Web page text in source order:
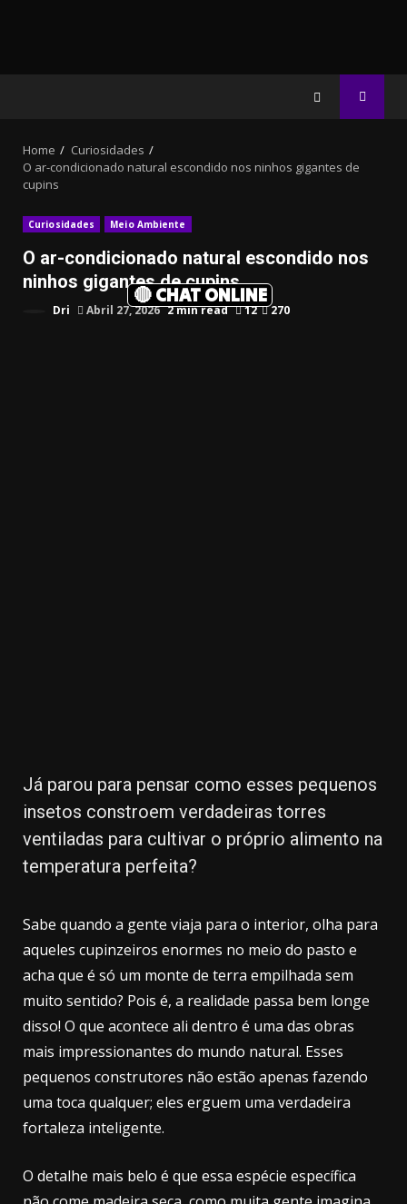
🔴 CHAT ONLINE
Home
Curiosidades
O ar-condicionado natural escondido nos ninhos gigantes de
cupins
Curiosidades Meio Ambiente
O ar-condicionado natural escondido nos
ninhos gigantes de cupins
Dri Abril 27, 2026 2 min read 12 270
Já parou para pensar como esses pequenos
insetos constroem verdadeiras torres
ventiladas para cultivar o próprio alimento na
temperatura perfeita?
Sabe quando a gente viaja para o interior, olha para
aqueles cupinzeiros enormes no meio do pasto e
acha que é só um monte de terra empilhada sem
muito sentido? Pois é, a realidade passa bem longe
disso! O que acontece ali dentro é uma das obras
mais impressionantes do mundo natural. Esses
pequenos construtores não estão apenas fazendo
uma toca qualquer; eles erguem uma verdadeira
fortaleza inteligente.
O detalhe mais belo é que essa espécie específica